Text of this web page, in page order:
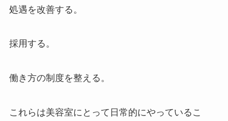
処遇を改善する。
採用する。
働き方の制度を整える。
これらは美容室にとって日常的にやっているこ